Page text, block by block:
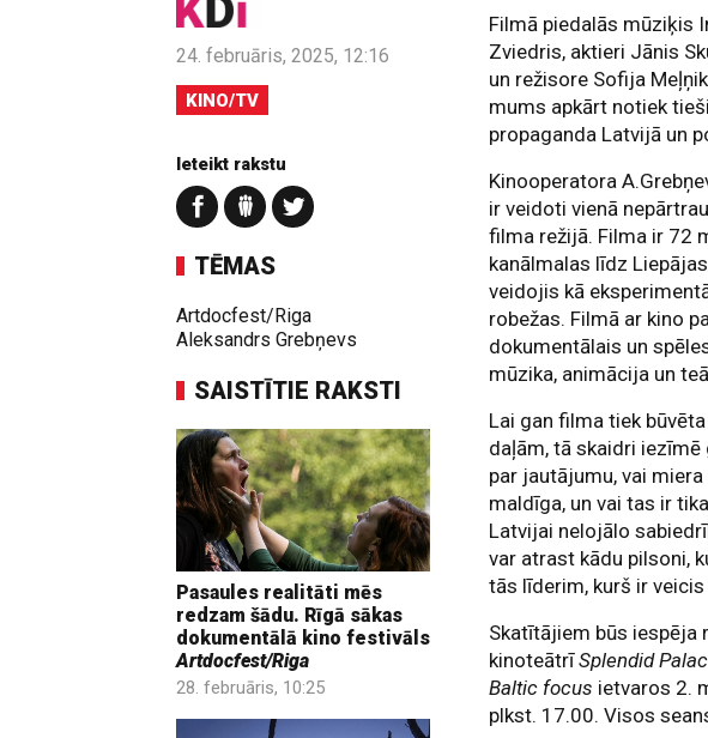
24. februāris, 2025, 12:16
KINO/TV
Ieteikt rakstu
TĒMAS
Artdocfest/Riga
Aleksandrs Grebņevs
SAISTĪTIE RAKSTI
Pasaules realitāti mēs
redzam šādu. Rīgā sākas
dokumentālā kino festivāls
Artdocfest/Riga
28. februāris, 10:25
Filmā piedalās mūziķis
Zviedris, aktieri Jānis
un režisore Sofija
mums apkārt notiek
propaganda Latvijā un
Kinooperatora
ir veidoti vienā
filma režijā. Filma ir 72
kanālmalas līdz
veidojis kā
robežas. Filmā ar kino
dokumentālais un
mūzika, animācija un
Lai gan filma tiek
daļām, tā skaidri
par jautājumu, vai
maldīga, un vai tas ir
Latvijai nelojālo
var atrast kādu pilsoni,
tās līderim, kurš ir
Skatītājiem būs iespēja
kinoteātrīSplendid
Baltic focus ietvaros 2.
plkst. 17.00. Visos